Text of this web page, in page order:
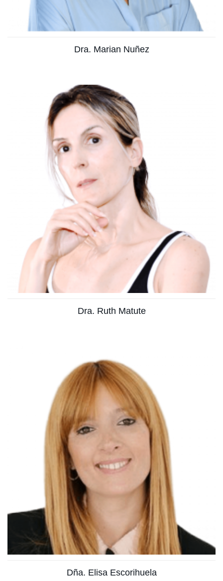
Ver más
Dra. Marian Nuñez
Licenciada en Bioquímica y Biología Molecular
Dra. Ruth Matute
Licenciada en farmacia
Dña. Elisa Escorihuela